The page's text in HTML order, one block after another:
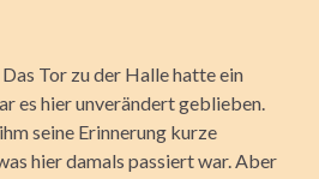
Tor zu der Halle hatte ein
es hier unverändert geblieben.
seine Erinnerung kurze
hier damals passiert war. Aber